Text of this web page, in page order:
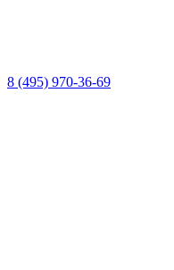
8 (495) 970-36-69